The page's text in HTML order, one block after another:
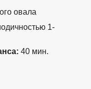
овала
1-
40 мин.